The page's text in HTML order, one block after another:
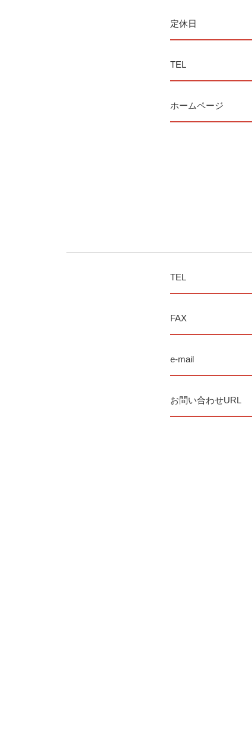
定休日
TEL
ホームページ
TEL
FAX
e-mail
お問い合わせURL